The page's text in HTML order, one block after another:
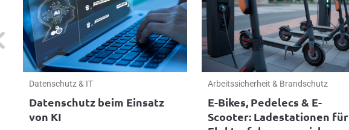
Datenschutz & IT
Datenschutz beim Einsatz
von KI
Arbeitssicherheit & Brandschutz
E-Bikes, Pedelecs & E-
Scooter: Ladestationen für